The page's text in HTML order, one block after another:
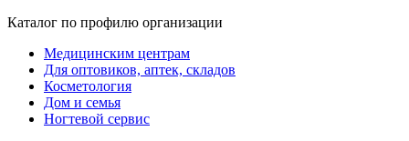
Каталог по профилю организации
Медицинским центрам
Для оптовиков, аптек, складов
Косметология
Дом и семья
Ногтевой сервис